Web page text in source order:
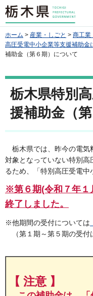
栃木県
ホーム > 産業・しごと > 商工業
高圧受電中小企業等支援補助金
補助金（第６期）について
栃木県特別
援補助金（
栃木県では、昨今の電気
対象となっていない特別高
るため、「特別高圧受電中
※第６期(令和７年１
終了しました。
※他期間の受付については
（第１期～第５期の受付
【 注意 】